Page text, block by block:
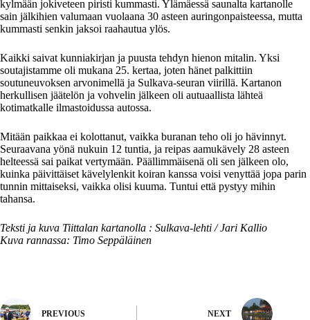
kylmään jokiveteen piristi kummasti. Ylämäessä saunalta kartanolle
sain jälkihien valumaan vuolaana 30 asteen auringonpaisteessa, mutta
kummasti senkin jaksoi raahautua ylös.
Kaikki saivat kunniakirjan ja puusta tehdyn hienon mitalin. Yksi
soutajistamme oli mukana 25. kertaa, joten hänet palkittiin
soutuneuvoksen arvonimellä ja Sulkava-seuran viirillä. Kartanon
herkullisen jäätelön ja vohvelin jälkeen oli autuaallista lähteä
kotimatkalle ilmastoidussa autossa.
Mitään paikkaa ei kolottanut, vaikka buranan teho oli jo hävinnyt.
Seuraavana yönä nukuin 12 tuntia, ja reipas aamukävely 28 asteen
helteessä sai paikat vertymään. Päällimmäisenä oli sen jälkeen olo,
kuinka päivittäiset kävelylenkit koiran kanssa voisi venyttää jopa parin
tunnin mittaiseksi, vaikka olisi kuuma. Tuntui että pystyy mihin
tahansa.
Teksti ja kuva Tiittalan kartanolla : Sulkava-lehti / Jari Kallio
Kuva rannassa: Timo Seppäläinen
PREVIOUS NEXT